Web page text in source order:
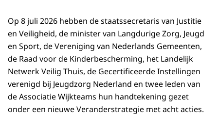
Op 8 juli 2026 hebben de staatssecretaris van Justitie
en Veiligheid, de minister van Langdurige Zorg, Jeugd
en Sport, de Vereniging van Nederlands Gemeenten,
de Raad voor de Kinderbescherming, het Landelijk
Netwerk Veilig Thuis, de Gecertificeerde Instellingen
verenigd bij Jeugdzorg Nederland en twee leden van
de Associatie Wijkteams hun handtekening gezet
onder een nieuwe Veranderstrategie met acht acties.